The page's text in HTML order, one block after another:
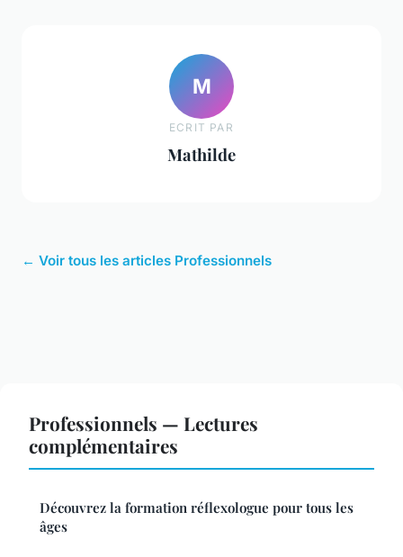
M
ECRIT PAR
Mathilde
← Voir tous les articles Professionnels
Professionnels — Lectures
complémentaires
Découvrez la formation réflexologue pour tous les
âges